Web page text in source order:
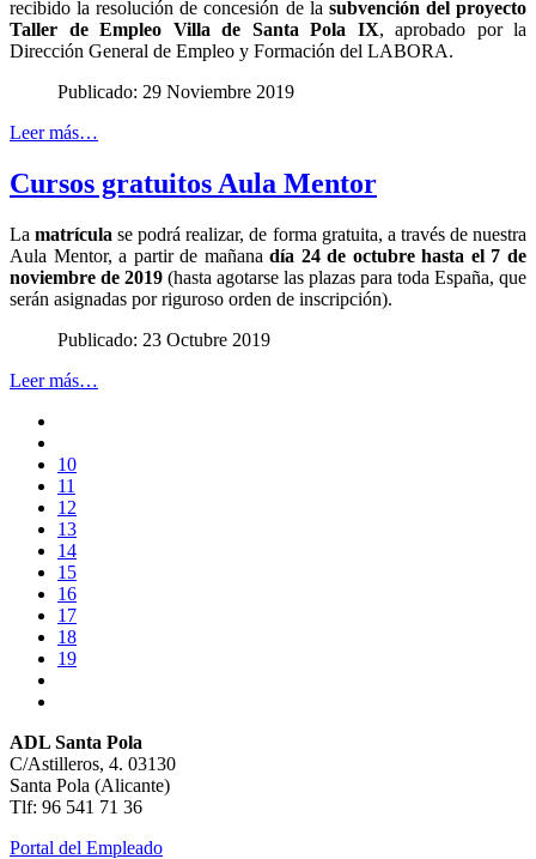
recibido la resolución de concesión de la subvención del proyecto
Taller de Empleo Villa de Santa Pola IX, aprobado por la
Dirección General de Empleo y Formación del LABORA.
Publicado: 29 Noviembre 2019
Leer más…
Cursos gratuitos Aula Mentor
La matrícula se podrá realizar, de forma gratuita, a través de nuestra
Aula Mentor, a partir de mañanadía 24 de octubre hasta el 7 de
noviembre de 2019 (hasta agotarse las plazas para toda España, que
serán asignadas por riguroso orden de inscripción).
Publicado: 23 Octubre 2019
Leer más…
10
11
12
13
14
15
16
17
18
19
ADL Santa Pola
C/Astilleros, 4. 03130
Santa Pola (Alicante)
Tlf: 96 541 71 36
Portal del Empleado